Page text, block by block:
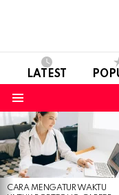
LATEST
LATEST
STORIES
CARA MENGATUR WAKTU